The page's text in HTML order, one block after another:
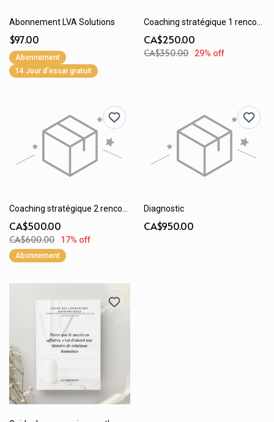
Abonnement LVA Solutions
$97.00
Abonnement
14 Jour d'essai gratuit
CA$250.00
CA$350.00 29% off
Coaching stratégique 2 rencontres (Abonnement mensuel)
CA$500.00
CA$600.00 17% off
Abonnement
Diagnostic
CA$950.00